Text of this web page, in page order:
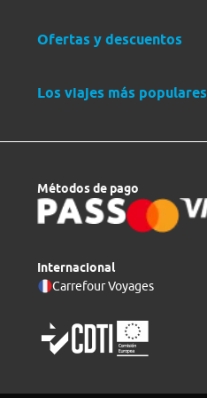
Ofertas y descuentos
Los viajes más populares
Métodos de pago
Internacional
Carrefour Voyages